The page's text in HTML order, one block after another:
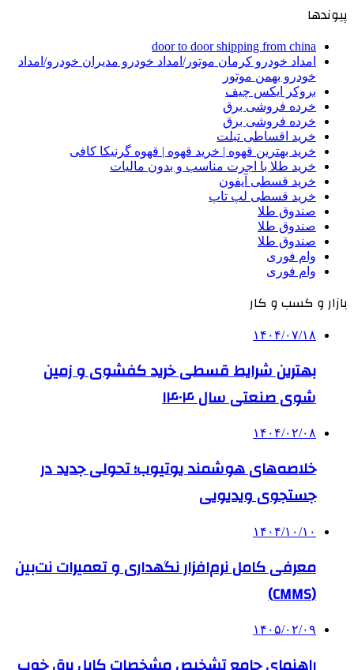
پیوندها
door to door shipping from china
امداد خودرو کرمان موتور/امداد خودرو مدیران خودرو/امداد
خودرو بهمن موتور
بروکر ایکس چیف
خرده فروشی برق
خرده فروشی برق
خرید اقساطی تبلت
خرید بهترین قهوه | خرید قهوه | قهوه گرنیکا کافی
خرید طلا با اجرت مناسب و بدون مالیات
خرید قسطی آیفون
خرید قسطی لپ تاپ
صندوق طلا
صندوق طلا
صندوق طلا
وام فوری
وام فوری
بازار و کسب و کار
۱۴۰۴/۰۷/۱۸
بهترین شرایط قسطی خرید کفشوی و زمین
شوی صنعتی سال ۱۴۰۴
۱۴۰۴/۰۲/۰۸
خلاصه‌های هوشمند یوتیوب؛ تحولی جدید در
جستجوی ویدیویی
۱۴۰۴/۱۰/۱۰
معرفی کامل نرم‌افزار نگهداری و تعمیرات نت‌بین
(CMMS)
۱۴۰۵/۰۲/۰۹